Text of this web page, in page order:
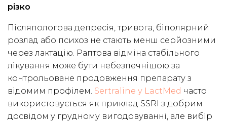
різко
Післяпологова депресія, тривога, біполярний
розлад або психоз не стають менш серйозними
через лактацію. Раптова відміна стабільного
лікування може бути небезпечнішою за
контрольоване продовження препарату з
відомим профілем. Sertraline у LactMed часто
використовується як приклад SSRI з добрим
досвідом у грудному вигодовуванні, але вибір